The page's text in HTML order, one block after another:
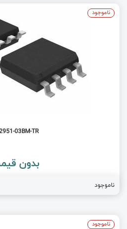
03BM-TR
بدون
ناموجود
ناموجود
ناموجود